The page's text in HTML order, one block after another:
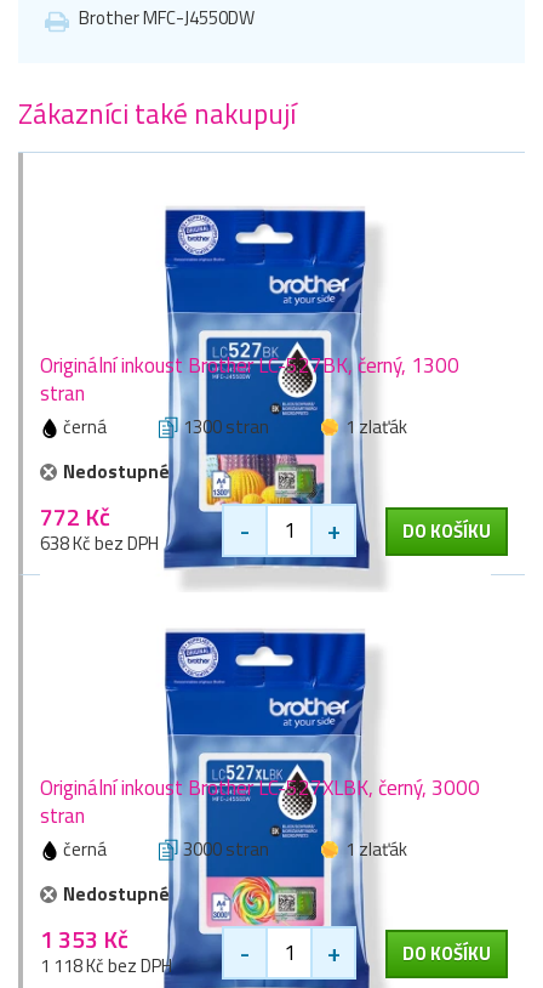
Brother MFC-J4550DW
Zákazníci také nakupují
Originální inkoust Brother LC-527BK, černý, 1300
stran
černá 1300 stran
1 zlaťák
Nedostupné
772 Kč
638 Kč bez DPH - + DO KOŠÍKU
Originální inkoust Brother LC-527XLBK, černý, 3000
stran
černá 3000 stran
1 zlaťák
Nedostupné
1 353 Kč
1 118 Kč bez DPH - + DO KOŠÍKU